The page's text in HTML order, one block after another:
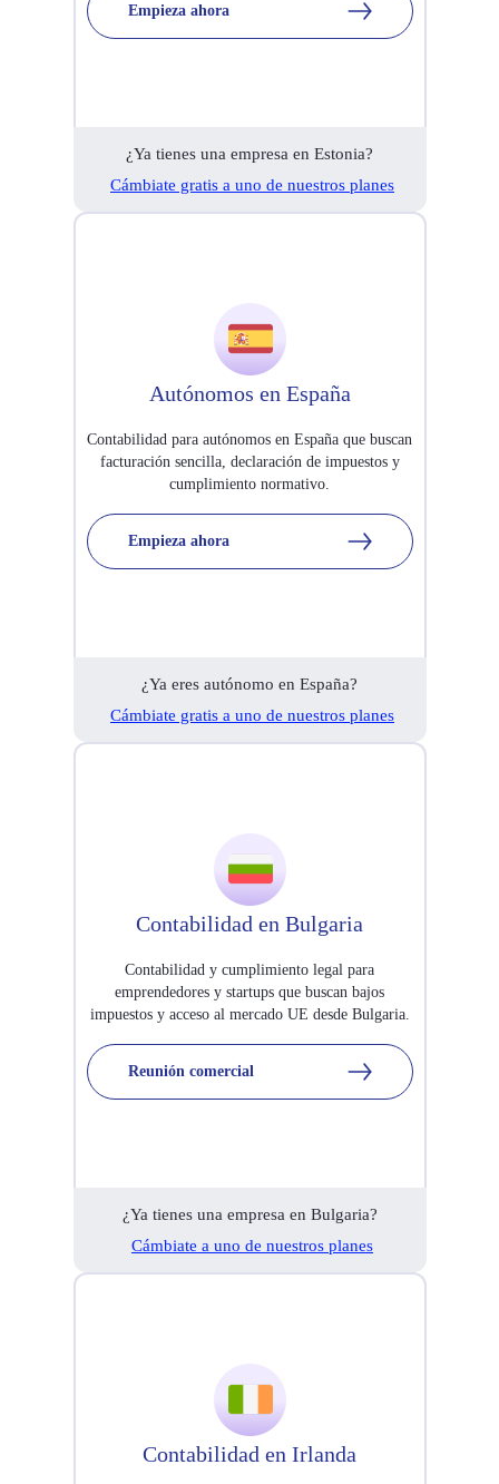
Empieza ahora
¿Ya tienes una empresa en Estonia?
Cámbiate gratis a uno de nuestros planes
Autónomos en España
Contabilidad para autónomos en España que buscan
facturación sencilla, declaración de impuestos y
cumplimiento normativo.
Empieza ahora
¿Ya eres autónomo en España?
Cámbiate gratis a uno de nuestros planes
Contabilidad en Bulgaria
Contabilidad y cumplimiento legal para
emprendedores y startups que buscan bajos
impuestos y acceso al mercado UE desde Bulgaria.
Reunión comercial
¿Ya tienes una empresa en Bulgaria?
Cámbiate a uno de nuestros planes
Contabilidad en Irlanda